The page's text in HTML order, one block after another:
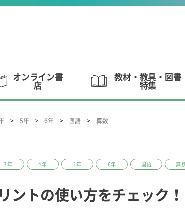
オンライン書
店
教材・教具・図書
特集
5年 6年 国語
算数
ントの使い方をチェック！
3年 4年 5年 6年 国語 算